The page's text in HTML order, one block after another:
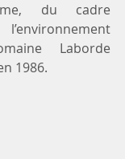
du cadre
Laborde
1986.